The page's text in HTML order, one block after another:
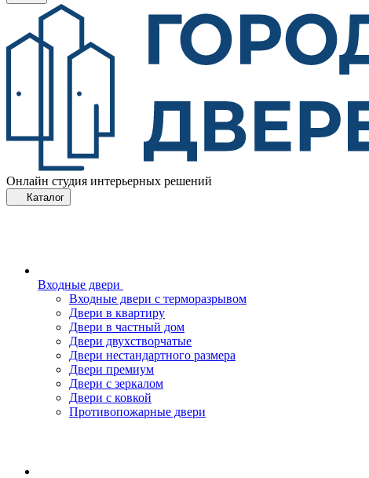
Онлайн студия интерьерных решений
Каталог
Входные двери
Входные двери с терморазрывом
Двери в квартиру
Двери в частный дом
Двери двухстворчатые
Двери нестандартного размера
Двери премиум
Двери с зеркалом
Двери с ковкой
Противопожарные двери